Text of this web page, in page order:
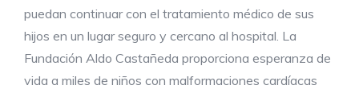
puedan continuar con el tratamiento médico de sus
hijos en un lugar seguro y cercano al hospital. La
Fundación Aldo Castañeda proporciona esperanza de
vida a miles de niños con malformaciones cardíacas